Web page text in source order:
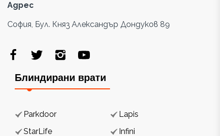
Адрес
София, Бул. Княз Александър Дондуков 89
Блиндирани врати
Parkdoor
Lapis
StarLife
Infini